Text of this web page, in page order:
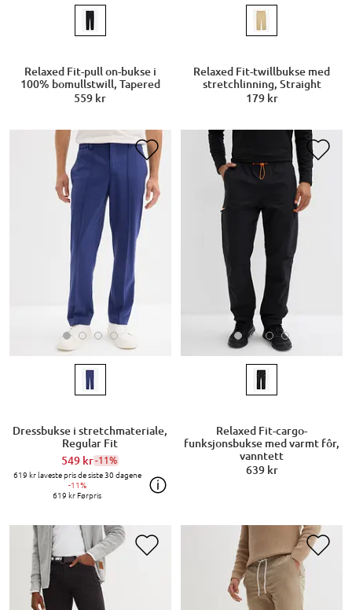
Relaxed Fit-pull on-bukse i
100% bomullstwill, Tapered
559 kr
Relaxed Fit-twillbukse med
stretchlinning, Straight
179 kr
Dressbukse i stretchmateriale,
Regular Fit
549 kr-11%
619 krlaveste pris de siste 30 dagene
-11%
619 krFørpris
Relaxed Fit-cargo-
funksjonsbukse med varmt fôr,
vanntett
639 kr